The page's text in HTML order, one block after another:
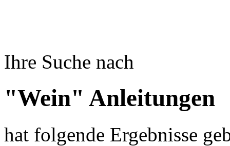
Ihre Suche nach
"Wein" Anleitungen
hat folgende Ergebnisse